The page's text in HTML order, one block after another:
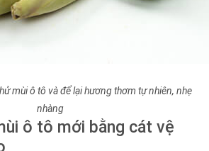
mùi ô tô và để lại hương thơm tự nhiên, nhẹ
nhàng
ô tô mới bằng cát vệ